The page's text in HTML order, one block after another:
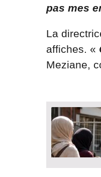
pas mes
La
affiches. «
Meziane,